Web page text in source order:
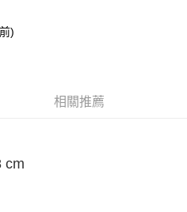
)
相關推薦
cm